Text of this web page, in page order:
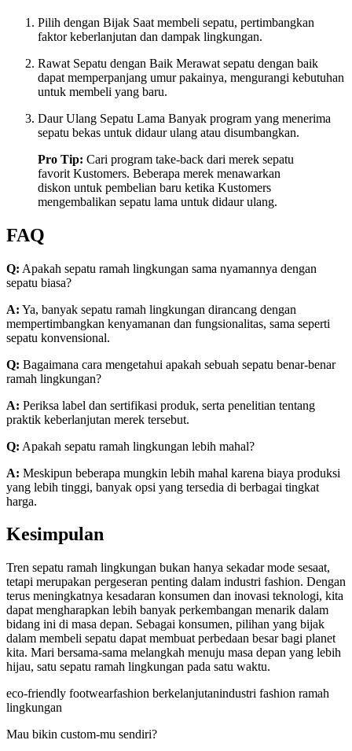
Pilih dengan Bijak Saat membeli sepatu, pertimbangkan
faktor keberlanjutan dan dampak lingkungan.
Rawat Sepatu dengan Baik Merawat sepatu dengan baik
dapat memperpanjang umur pakainya, mengurangi kebutuhan
untuk membeli yang baru.
Daur Ulang Sepatu Lama Banyak program yang menerima
sepatu bekas untuk didaur ulang atau disumbangkan.
Pro Tip: Cari program take-back dari merek sepatu
favorit Kustomers. Beberapa merek menawarkan
diskon untuk pembelian baru ketika Kustomers
mengembalikan sepatu lama untuk didaur ulang.
FAQ
Q: Apakah sepatu ramah lingkungan sama nyamannya dengan
sepatu biasa?
A: Ya, banyak sepatu ramah lingkungan dirancang dengan
mempertimbangkan kenyamanan dan fungsionalitas, sama seperti
sepatu konvensional.
Q: Bagaimana cara mengetahui apakah sebuah sepatu benar-benar
ramah lingkungan?
A: Periksa label dan sertifikasi produk, serta penelitian tentang
praktik keberlanjutan merek tersebut.
Q: Apakah sepatu ramah lingkungan lebih mahal?
A: Meskipun beberapa mungkin lebih mahal karena biaya produksi
yang lebih tinggi, banyak opsi yang tersedia di berbagai tingkat
harga.
Kesimpulan
Tren sepatu ramah lingkungan bukan hanya sekadar mode sesaat,
tetapi merupakan pergeseran penting dalam industri fashion. Dengan
terus meningkatnya kesadaran konsumen dan inovasi teknologi, kita
dapat mengharapkan lebih banyak perkembangan menarik dalam
bidang ini di masa depan. Sebagai konsumen, pilihan yang bijak
dalam membeli sepatu dapat membuat perbedaan besar bagi planet
kita. Mari bersama-sama melangkah menuju masa depan yang lebih
hijau, satu sepatu ramah lingkungan pada satu waktu.
eco-friendly footwearfashion berkelanjutanindustri fashion ramah
lingkungan
Mau bikin custom-mu sendiri?